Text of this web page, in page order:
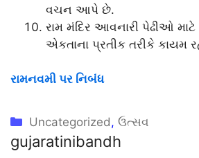
વચન આપે છે.
રામ મંદિર આવનારી પેઢીઓ
એકતાના પ્રતીક તરીકે કાયમ
રામનવમી પર નિબંધ
Categories
Uncategorized,ઉત્સવ
gujaratinibandh